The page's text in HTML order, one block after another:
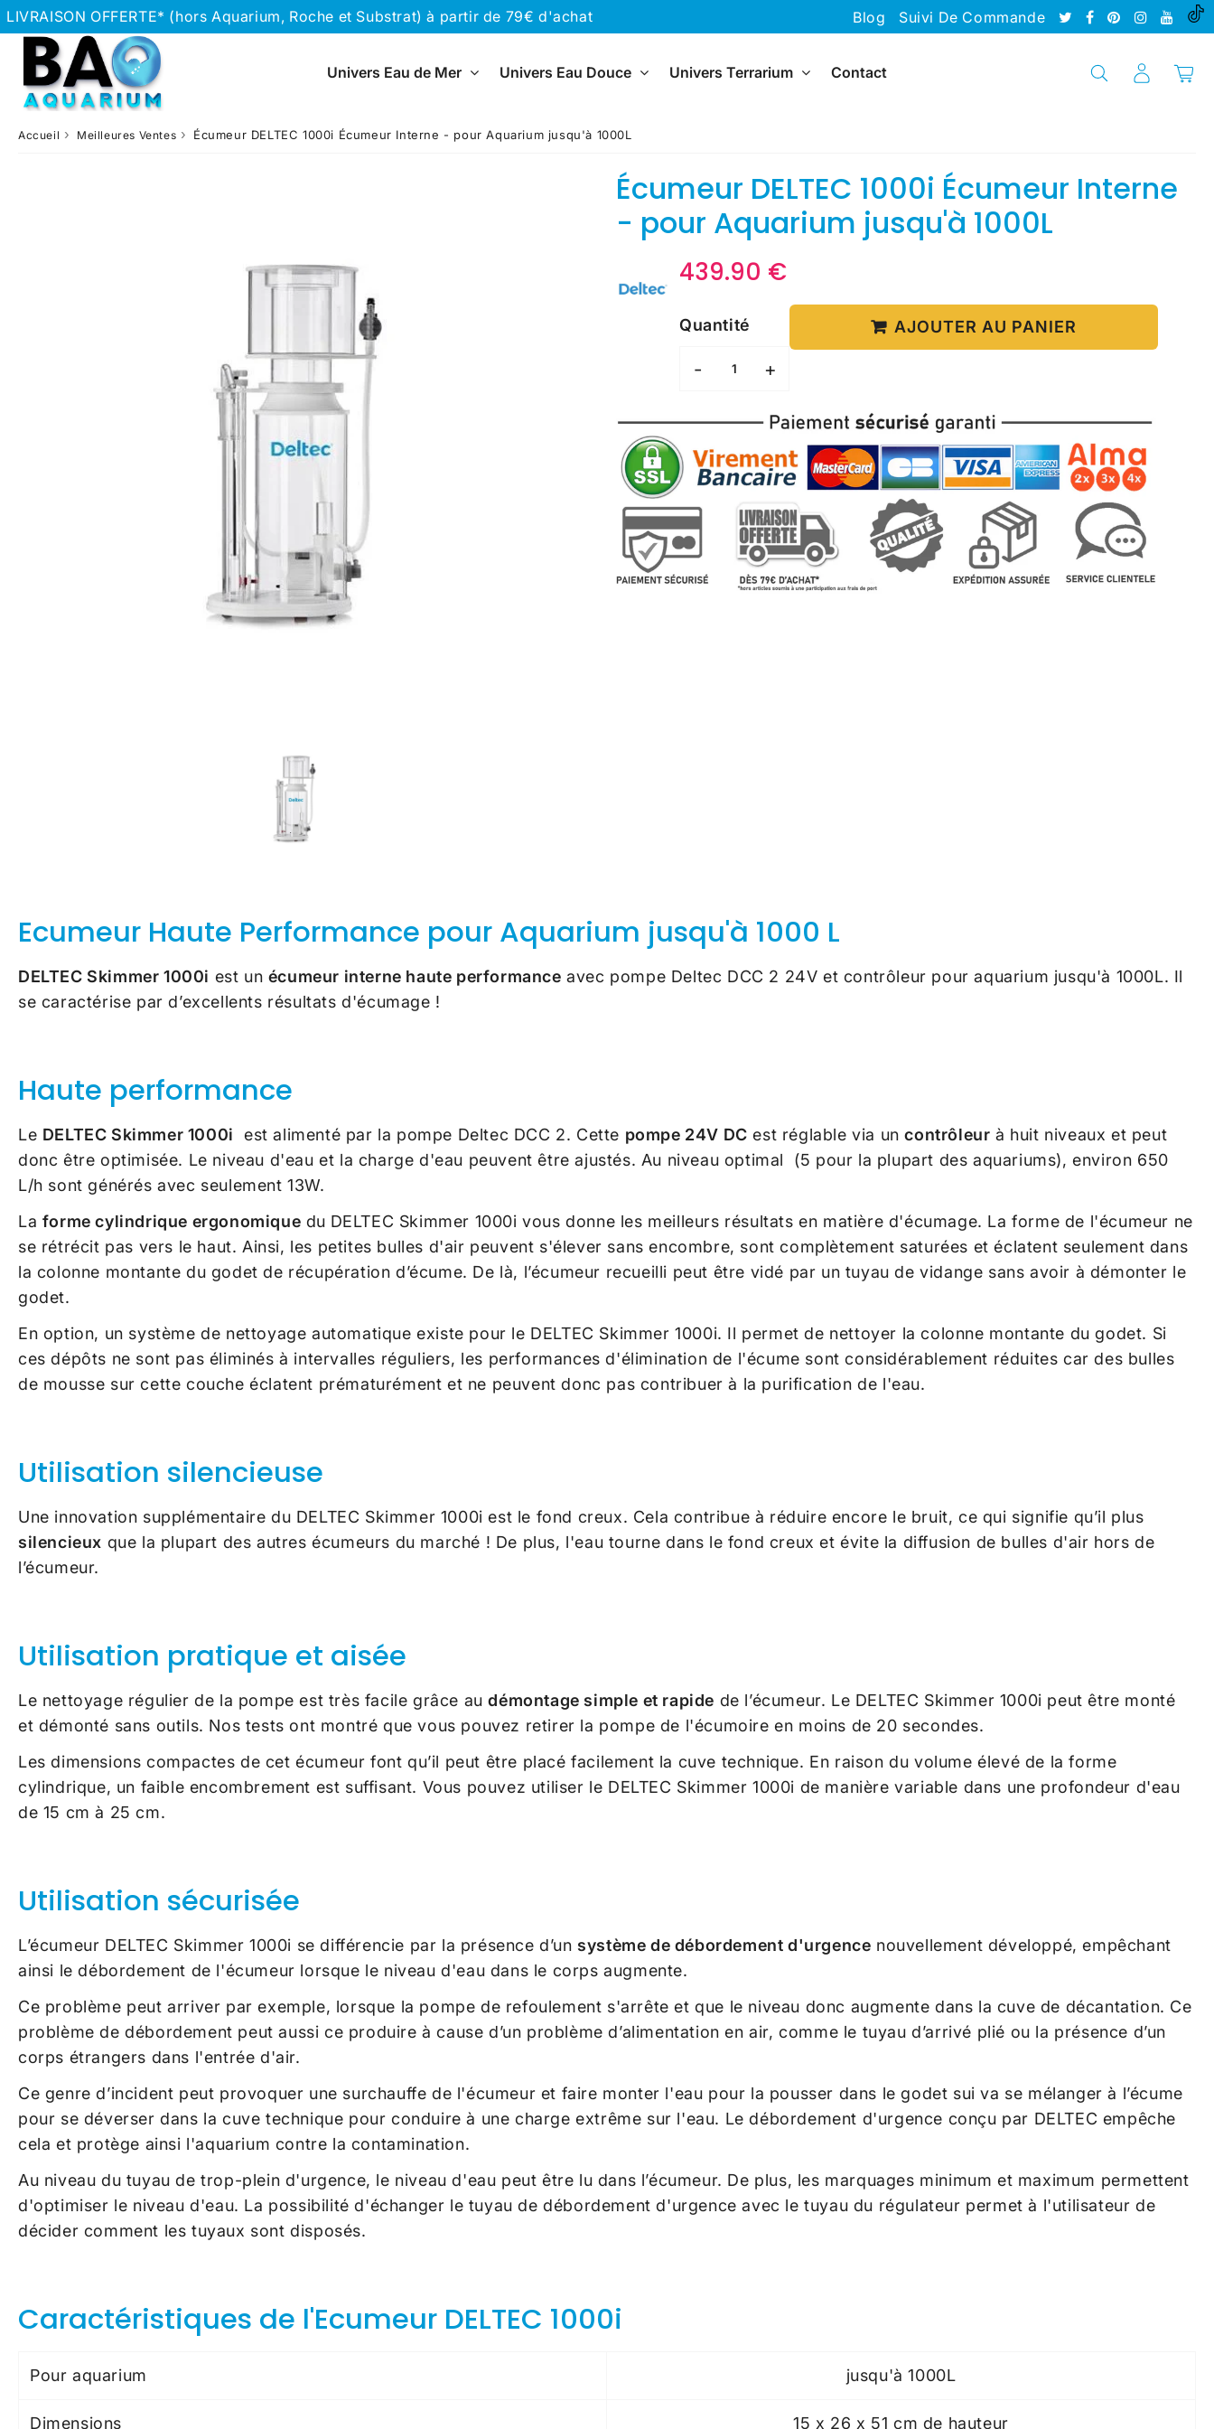
LIVRAISON OFFERTE* (hors Aquarium, Roche et Substrat) à partir de 79€ d'achat Blog Suivi De Commande
Univers Eau de Mer Univers Eau Douce Univers Terrarium Contact
Accueil › Meilleures Ventes › Écumeur DELTEC 1000i Écumeur Interne - pour Aquarium jusqu'à 1000L
Écumeur DELTEC 1000i Écumeur Interne
- pour Aquarium jusqu'à 1000L
439.90 €
€price
Quantité
- +
AJOUTER AU PANIER
Ecumeur Haute Performance pour Aquarium jusqu'à 1000 L
DELTEC Skimmer 1000i est un écumeur interne haute performance avec pompe Deltec DCC 2 24V et contrôleur pour aquarium jusqu'à 1000L. Il
se caractérise par d’excellents résultats d'écumage !
Haute performance
Le DELTEC Skimmer 1000i est alimenté par la pompe Deltec DCC 2. Cette pompe 24V DC est réglable via uncontrôleur à huit niveaux et peut
donc être optimisée. Le niveau d'eau et la charge d'eau peuvent être ajustés. Au niveau optimal (5 pour la plupart des aquariums), environ 650
L/h sont générés avec seulement 13W.
La forme cylindrique ergonomique du DELTEC Skimmer 1000i vous donne les meilleurs résultats en matière d'écumage. La forme de l'écumeur ne
se rétrécit pas vers le haut. Ainsi, les petites bulles d'air peuvent s'élever sans encombre, sont complètement saturées et éclatent seulement dans
la colonne montante du godet de récupération d’écume. De là, l’écumeur recueilli peut être vidé par un tuyau de vidange sans avoir à démonter le
godet.
En option, un système de nettoyage automatique existe pour le DELTEC Skimmer 1000i. Il permet de nettoyer la colonne montante du godet. Si
ces dépôts ne sont pas éliminés à intervalles réguliers, les performances d'élimination de l'écume sont considérablement réduites car des bulles
de mousse sur cette couche éclatent prématurément et ne peuvent donc pas contribuer à la purification de l'eau.
Utilisation silencieuse
Une innovation supplémentaire du DELTEC Skimmer 1000i est le fond creux. Cela contribue à réduire encore le bruit, ce qui signifie qu’il plus
silencieux que la plupart des autres écumeurs du marché ! De plus, l'eau tourne dans le fond creux et évite la diffusion de bulles d'air hors de
l’écumeur.
Utilisation pratique et aisée
Le nettoyage régulier de la pompe est très facile grâce audémontage simple et rapide de l’écumeur. Le DELTEC Skimmer 1000i peut être monté
et démonté sans outils. Nos tests ont montré que vous pouvez retirer la pompe de l'écumoire en moins de 20 secondes.
Les dimensions compactes de cet écumeur font qu’il peut être placé facilement la cuve technique. En raison du volume élevé de la forme
cylindrique, un faible encombrement est suffisant. Vous pouvez utiliser le DELTEC Skimmer 1000i de manière variable dans une profondeur d'eau
de 15 cm à 25 cm.
Utilisation sécurisée
L’écumeur DELTEC Skimmer 1000i se différencie par la présence d’unsystème de débordement d'urgence nouvellement développé, empêchant
ainsi le débordement de l'écumeur lorsque le niveau d'eau dans le corps augmente.
Ce problème peut arriver par exemple, lorsque la pompe de refoulement s'arrête et que le niveau donc augmente dans la cuve de décantation. Ce
problème de débordement peut aussi ce produire à cause d’un problème d’alimentation en air, comme le tuyau d’arrivé plié ou la présence d’un
corps étrangers dans l'entrée d'air.
Ce genre d’incident peut provoquer une surchauffe de l'écumeur et faire monter l'eau pour la pousser dans le godet sui va se mélanger à l’écume
pour se déverser dans la cuve technique pour conduire à une charge extrême sur l'eau. Le débordement d'urgence conçu par DELTEC empêche
cela et protège ainsi l'aquarium contre la contamination.
Au niveau du tuyau de trop-plein d'urgence, le niveau d'eau peut être lu dans l’écumeur. De plus, les marquages ​​minimum et maximum permettent
d'optimiser le niveau d'eau. La possibilité d'échanger le tuyau de débordement d'urgence avec le tuyau du régulateur permet à l'utilisateur de
décider comment les tuyaux sont disposés.
Caractéristiques de l'Ecumeur DELTEC 1000i
Pour aquarium jusqu'à 1000L
Dimensions 15 x 26 x 51 cm de hauteur